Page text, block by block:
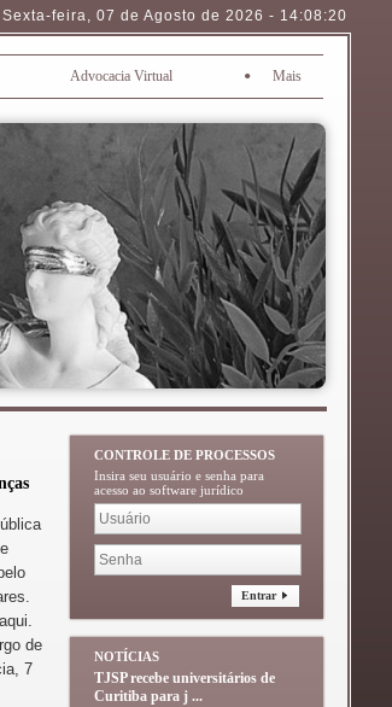
Sexta-feira, 07 de Agosto de 2026 - 14:08:20
Advocacia Virtual • Mais
CONTROLE DE PROCESSOS
Insira seu usuário e senha para
acesso ao software jurídico
Entrar
NOTÍCIAS
TJSP recebe universitários de
Curitiba para j ...
de
7